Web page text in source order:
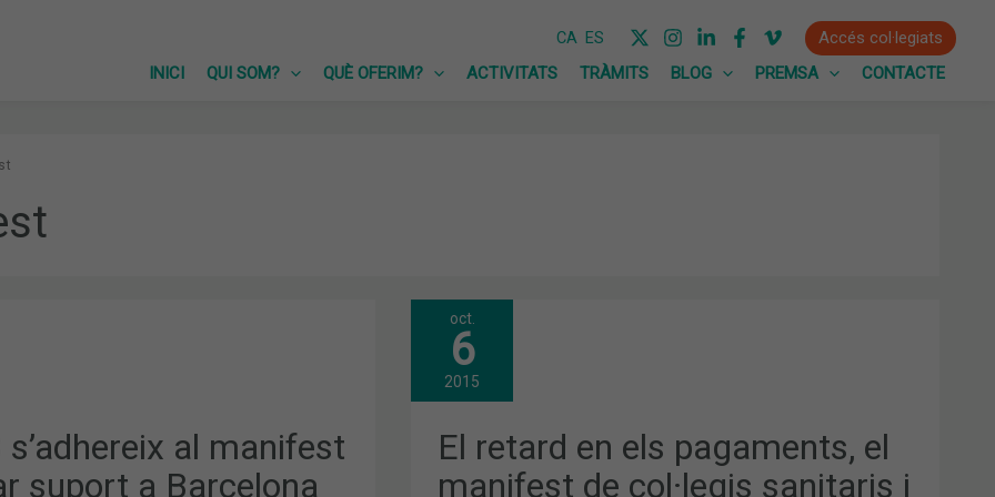
CA ES
Accés col·legiats
INICI
QUI SOM? QUÈ OFERIM? ACTIVITATS TRÀMITS BLOG PREMSA CONTACTE
s’adhereix al manifest
suport a Barcelona
oct.
6
2015
El retard en els pagaments, el
manifest de col·legis sanitaris i
EL
RETARD
EN
ELS
PAGAMENTS,
MANIFEST
COL·LEGIS
SANITARIS